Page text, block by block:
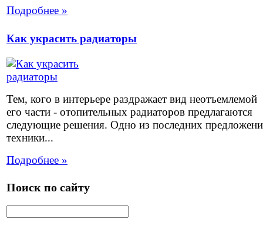
Подробнее »
Как украсить радиаторы
Тем, кого в интерьере раздражает вид неотъемлемой
его части - отопительных радиаторов предлагаются
следующие решения. Одно из последних
техники...
Подробнее »
Поиск по сайту